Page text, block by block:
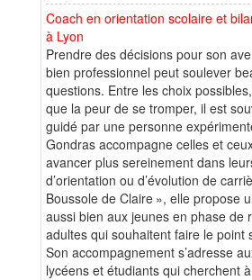
Coach en orientation scolaire et
à Lyon
Prendre des décisions pour son
bien professionnel peut soulever
questions. Entre les choix
que la peur de se tromper, il est
guidé par une personne
Gondras accompagne celles et
avancer plus sereinement dans
d’orientation ou d’évolution de
Boussole de Claire », elle propose
aussi bien aux jeunes en phase de
adultes qui souhaitent faire le point
Son accompagnement s’adresse
lycéens et étudiants qui cherchent